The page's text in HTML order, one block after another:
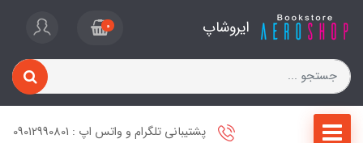
ایروشاپ 0
پشتیبانی تلگرام و واتس اپ : 09012990801